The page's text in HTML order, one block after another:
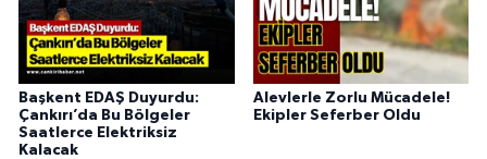
Başkent EDAŞ Duyurdu:
Çankırı’da Bu Bölgeler
Saatlerce Elektriksiz
Kalacak
Alevlerle Zorlu Mücadele!
Ekipler Seferber Oldu